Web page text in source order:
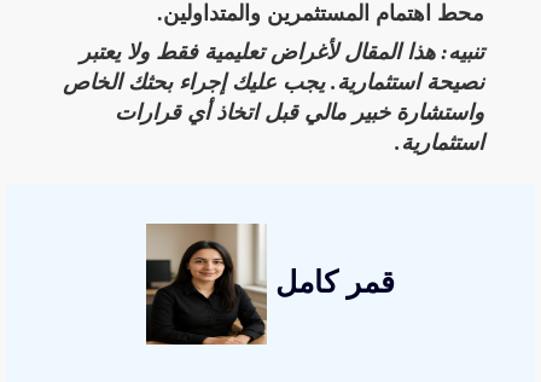
محط اهتمام المستثمرين والمتداولين.
تنبيه: هذا المقال لأغراض تعليمية فقط ولا يعتبر
نصيحة استثمارية. يجب عليك إجراء بحثك الخاص
واستشارة خبير مالي قبل اتخاذ أي قرارات
استثمارية.
قمر كامل